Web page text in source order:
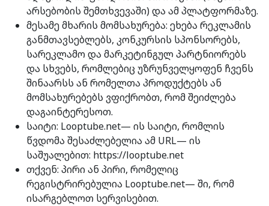
არსებობის შემთხვევაში) და ამ პლატფორმაზე.
მესამე მხარის მომსახურება: ეხება რეკლამის
განმთავსებლებს, კონკურსის სპონსორებს,
სარეკლამო და მარკეტინგულ პარტნიორებს
და სხვებს, რომლებიც უზრუნველყოფენ ჩვენს
შინაარსს ან რომელთა პროდუქტებს ან
მომსახურებებს ვფიქრობთ, რომ შეიძლება
დაგაინტერესოთ.
საიტი: Looptube.net— ის საიტი, რომლის
წვდომა შესაძლებელია ამ URL— ის
საშუალებით: https://looptube.net
თქვენ: პირი ან პირი, რომელიც
რეგისტრირებულია Looptube.net— ში, რომ
ისარგებლოთ სერვისებით.